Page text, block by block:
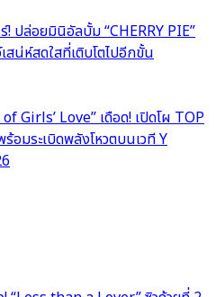
ปล่อยมินิอัลบั้ม “CHERRY PIE”
น่ห์สดใสที่เติบโตไปอีกขั้น
Girls’ Love” เดือด! เปิดโผ TOP
มระเบิดพลังโหวตบนเวที Y